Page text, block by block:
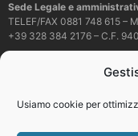
Usiamo cookie per
Sede Legale e
TELEF/FAX 0881 748 615 –
+39 328 384 2176 – C.F.
dirigentiscuola@pec.it
copiare o riprodurre in